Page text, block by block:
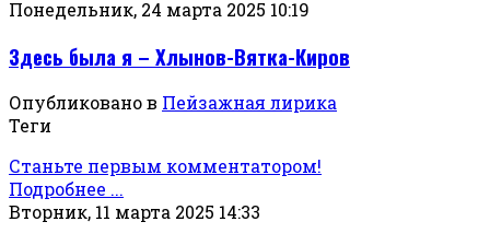
Понедельник, 24 марта 2025 10:19
Здесь была я – Хлынов-Вятка-Киров
Опубликовано в Пейзажная лирика
Теги
Станьте первым комментатором!
Подробнее ...
Вторник, 11 марта 2025 14:33